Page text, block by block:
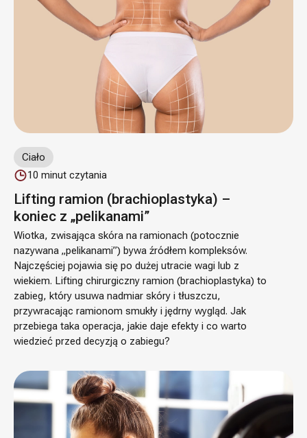
Ciało
10 minut czytania
Lifting ramion (brachioplastyka) –
koniec z „pelikanami”
Wiotka, zwisająca skóra na ramionach (potocznie
nazywana „pelikanami”) bywa źródłem kompleksów.
Najczęściej pojawia się po dużej utracie wagi lub z
wiekiem. Lifting chirurgiczny ramion (brachioplastyka) to
zabieg, który usuwa nadmiar skóry i tłuszczu,
przywracając ramionom smukły i jędrny wygląd. Jak
przebiega taka operacja, jakie daje efekty i co warto
wiedzieć przed decyzją o zabiegu?